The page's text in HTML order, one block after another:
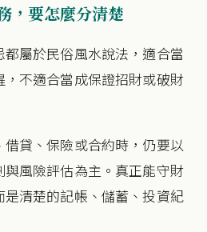
，要怎麼分清楚
屬於民俗風水說法，適合當
不適合當成保證招財或破財
貸、保險或合約時，仍要以
風險評估為主。真正能守財
清楚的記帳、儲蓄、投資紀